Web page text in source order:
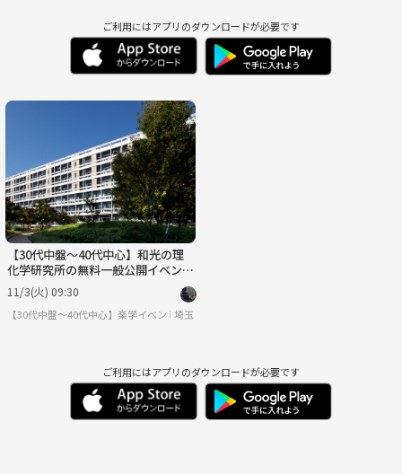
8/14 8/15 8/16 8/17 8/18
木
8/20
金
8/21
日
8/23
月
8/24
8/27 8/28
9/1
水
9/2
木
ご利用にはアプリのダウンロードが必要です
【30代中盤〜40代中心】和光の理
化学研究所の無料一般公開イベント
参加&ランチ
11/3(火) 09:30
【30代中盤〜40代中心】楽学イベント・勉強会コミュニティ
埼玉
ご利用にはアプリのダウンロードが必要です